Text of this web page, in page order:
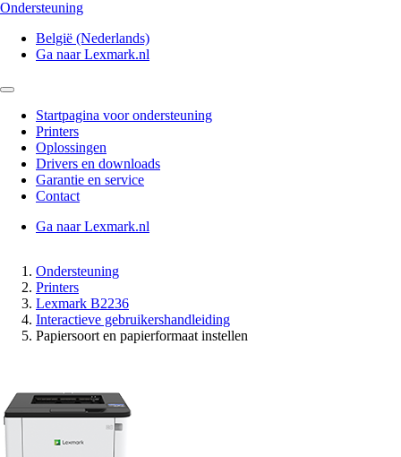
Ondersteuning
België (Nederlands)
Ga naar Lexmark.nl
Startpagina voor ondersteuning
Printers
Oplossingen
Drivers en downloads
Garantie en service
Contact
Ga naar Lexmark.nl
Ondersteuning
Printers
Lexmark B2236
Interactieve gebruikershandleiding
Papiersoort en papierformaat instellen